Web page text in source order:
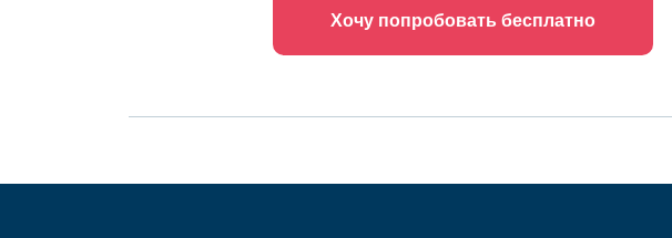
Хочу попробовать бесплатно